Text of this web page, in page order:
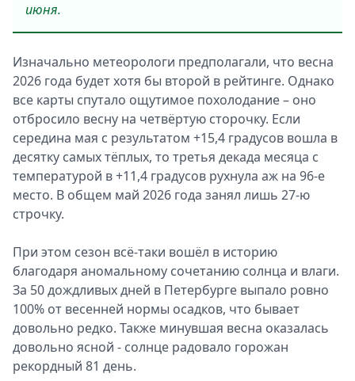
июня.
Изначально метеорологи предполагали, что весна
2026 года будет хотя бы второй в рейтинге. Однако
все карты спутало ощутимое похолодание – оно
отбросило весну на четвёртую сторочку. Если
середина мая с результатом +15,4 градусов вошла в
десятку самых тёплых, то третья декада месяца с
температурой в +11,4 градусов рухнула аж на 96-е
место. В общем май 2026 года занял лишь 27-ю
строчку.
При этом сезон всё-таки вошёл в историю
благодаря аномальному сочетанию солнца и влаги.
За 50 дождливых дней в Петербурге выпало ровно
100% от весенней нормы осадков, что бывает
довольно редко. Также минувшая весна оказалась
довольно ясной - солнце радовало горожан
рекордный 81 день.